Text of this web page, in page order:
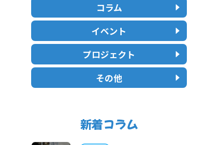
コラム
イベント
プロジェクト
その他
新着コラム